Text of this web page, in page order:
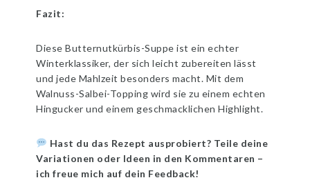
Fazit:
Diese Butternutkürbis-Suppe ist ein echter
Winterklassiker, der sich leicht zubereiten lässt
und jede Mahlzeit besonders macht. Mit dem
Walnuss-Salbei-Topping wird sie zu einem echten
Hingucker und einem geschmacklichen Highlight.
Hast du das Rezept ausprobiert? Teile deine
Variationen oder Ideen in den Kommentaren –
ich freue mich auf dein Feedback!